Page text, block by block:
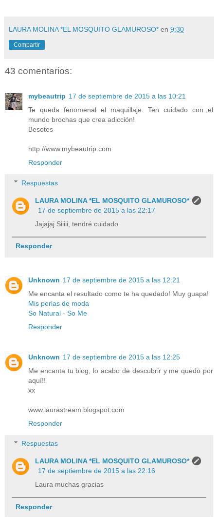
LAURA MOLINA *EL MOSQUITO GLAMUROSO* en 9:30
Compartir
43 comentarios:
mybeautrip 17 de septiembre de 2015 a las 10:21
Te queda fenomenal el maquillaje. Ten cuidado con el
mundo brochas que crea adicción!
Besotes
http://www.mybeautrip.com
Responder
Respuestas
LAURA MOLINA *EL MOSQUITO GLAMUROSO*
17 de septiembre de 2015 a las 22:17
Jajajaj Siiiii, tendré cuidado
Responder
Unknown 17 de septiembre de 2015 a las 12:21
Me encanta el resultado como te ha quedado! Muy guapa!
Mis perlas de moda
So Natural - So Me
Responder
Unknown 17 de septiembre de 2015 a las 12:25
Me encanta tu blog, lo acabo de descubrir y me quedo por
aquí!!
xx
www.laurastream.blogspot.com
Responder
Respuestas
LAURA MOLINA *EL MOSQUITO GLAMUROSO*
17 de septiembre de 2015 a las 22:16
Laura muchas gracias
Responder